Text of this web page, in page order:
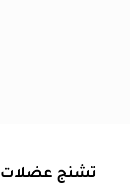
تشنج عضلات